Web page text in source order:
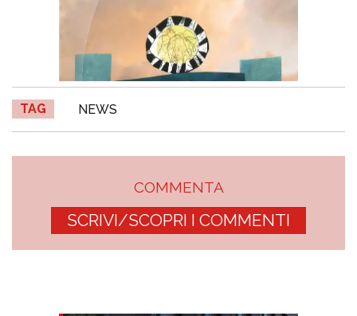
TAG NEWS
COMMENTA
SCRIVI/SCOPRI I COMMENTI